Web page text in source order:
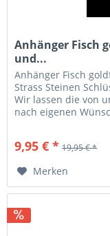
Anhänger Fisch
und...
Anhänger Fisch
Strass Steinen
Wir lassen die von
nach eigenen
9,95 € * 19,95 € *
Merken